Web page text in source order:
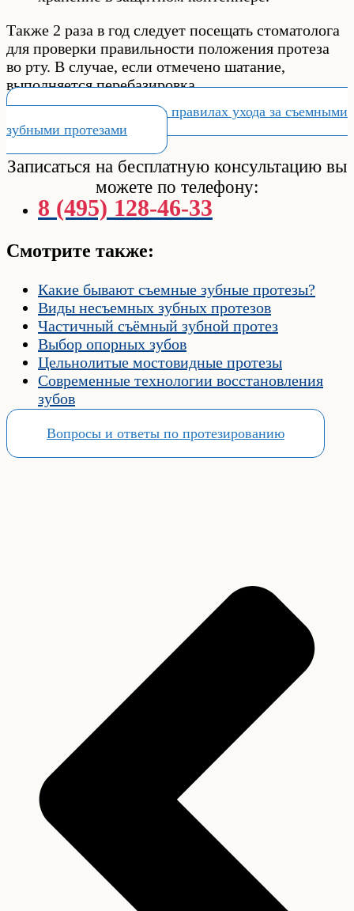
Также 2 раза в год следует посещать стоматолога
для проверки правильности положения протеза
во рту. В случае, если отмечено шатание,
выполняется перебазировка.
Читать подробнее о правилах ухода за съемными
зубными протезами
Записаться на бесплатную консультацию вы
можете по телефону:
8 (495) 128-46-33
Смотрите также:
Какие бывают съемные зубные протезы?
Виды несъемных зубных протезов
Частичный съёмный зубной протез
Выбор опорных зубов
Цельнолитые мостовидные протезы
Современные технологии восстановления
зубов
Вопросы и ответы по протезированию